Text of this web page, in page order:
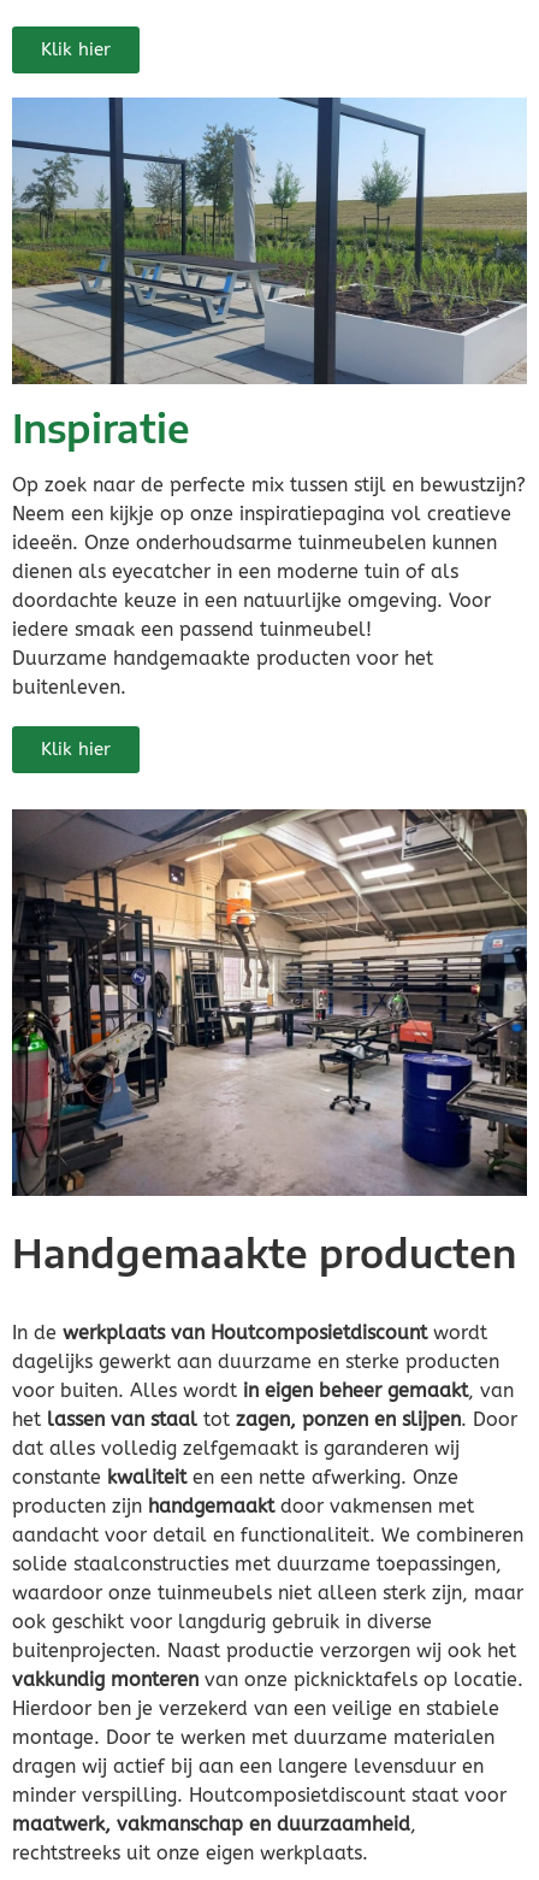
Klik hier
Inspiratie
Op zoek naar de perfecte mix tussen stijl en bewustzijn?
Neem een kijkje op onze inspiratiepagina vol creatieve
ideeën. Onze onderhoudsarme tuinmeubelen kunnen
dienen als eyecatcher in een moderne tuin of als
doordachte keuze in een natuurlijke omgeving. Voor
iedere smaak een passend tuinmeubel!
Duurzame handgemaakte producten voor het
buitenleven.
Klik hier
Handgemaakte producten
In de werkplaats van Houtcomposietdiscountwordt
dagelijks gewerkt aan duurzame en sterke producten
voor buiten. Alles wordt in eigen beheer gemaakt, van
het lassen van staal tot zagen, ponzen en slijpen. Door
dat alles volledig zelfgemaakt is garanderen wij
constante kwaliteiten een nette afwerking. Onze
producten zijn handgemaaktdoor vakmensen met
aandacht voor detail en functionaliteit. We combineren
solide staalconstructies met duurzame toepassingen,
waardoor onze tuinmeubels niet alleen sterk zijn, maar
ook geschikt voor langdurig gebruik in diverse
buitenprojecten. Naast productie verzorgen wij ook het
vakkundig monteren van onze picknicktafels op locatie.
Hierdoor ben je verzekerd van een veilige en stabiele
montage. Door te werken met duurzame materialen
dragen wij actief bij aan een langere levensduur en
minder verspilling. Houtcomposietdiscount staat voor
maatwerk, vakmanschap en duurzaamheid,
rechtstreeks uit onze eigen werkplaats.